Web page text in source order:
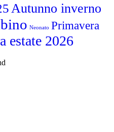
Autunno inverno
Neonato Primavera
estate 2026